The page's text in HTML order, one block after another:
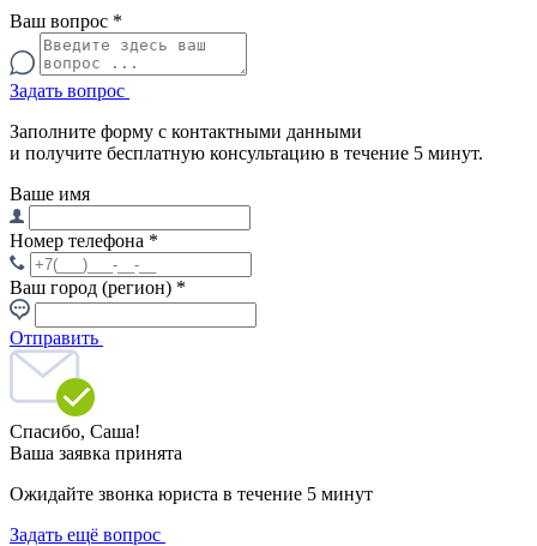
Ваш вопрос *
Задать вопрос
Заполните форму с контактными данными
и получите бесплатную консультацию в течение 5 минут.
Ваше имя
Номер телефона *
Ваш город (регион) *
Отправить
Спасибо, Саша!
Ваша заявка принята
Ожидайте звонка юриста в течение 5 минут
Задать ещё вопрос